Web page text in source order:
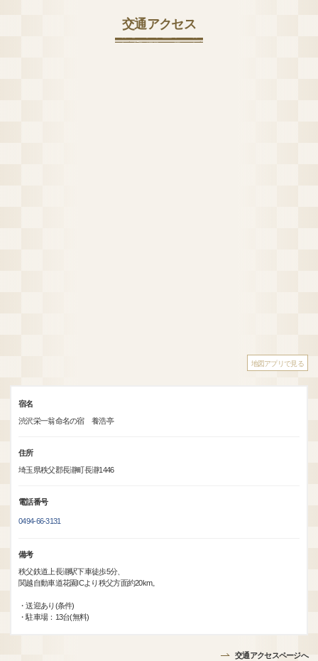
交通アクセス
地図アプリで見る
宿名
渋沢栄一翁命名の宿 養浩亭
住所
埼玉県秩父郡長瀞町長瀞1446
電話番号
0494-66-3131
備考
秩父鉄道上長瀞駅下車徒歩5分、
関越自動車道花園ICより秩父方面約20km。
・送迎あり(条件)
・駐車場：13台(無料)
交通アクセスページへ